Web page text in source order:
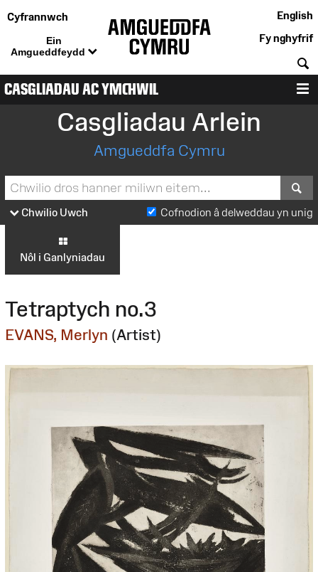
Cyfrannwch
Ein
Amgueddfeydd
English
Fy nghyfrif
CASGLIADAU AC YMCHWIL
Casgliadau Arlein
Amgueddfa Cymru
Chwilio Uwch Cofnodion â delweddau yn unig
Nôl i Ganlyniadau
Tetraptych no.3
EVANS, Merlyn (Artist)